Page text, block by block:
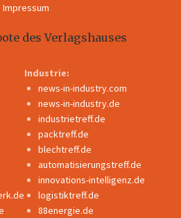
Impressum
des Verlagshauses
Industrie:
news-in-industry.com
news-in-industry.de
industrietreff.de
packtreff.de
blechtreff.de
automatisierungstreff.de
innovations-intelligenz.de
logistiktreff.de
88energie.de